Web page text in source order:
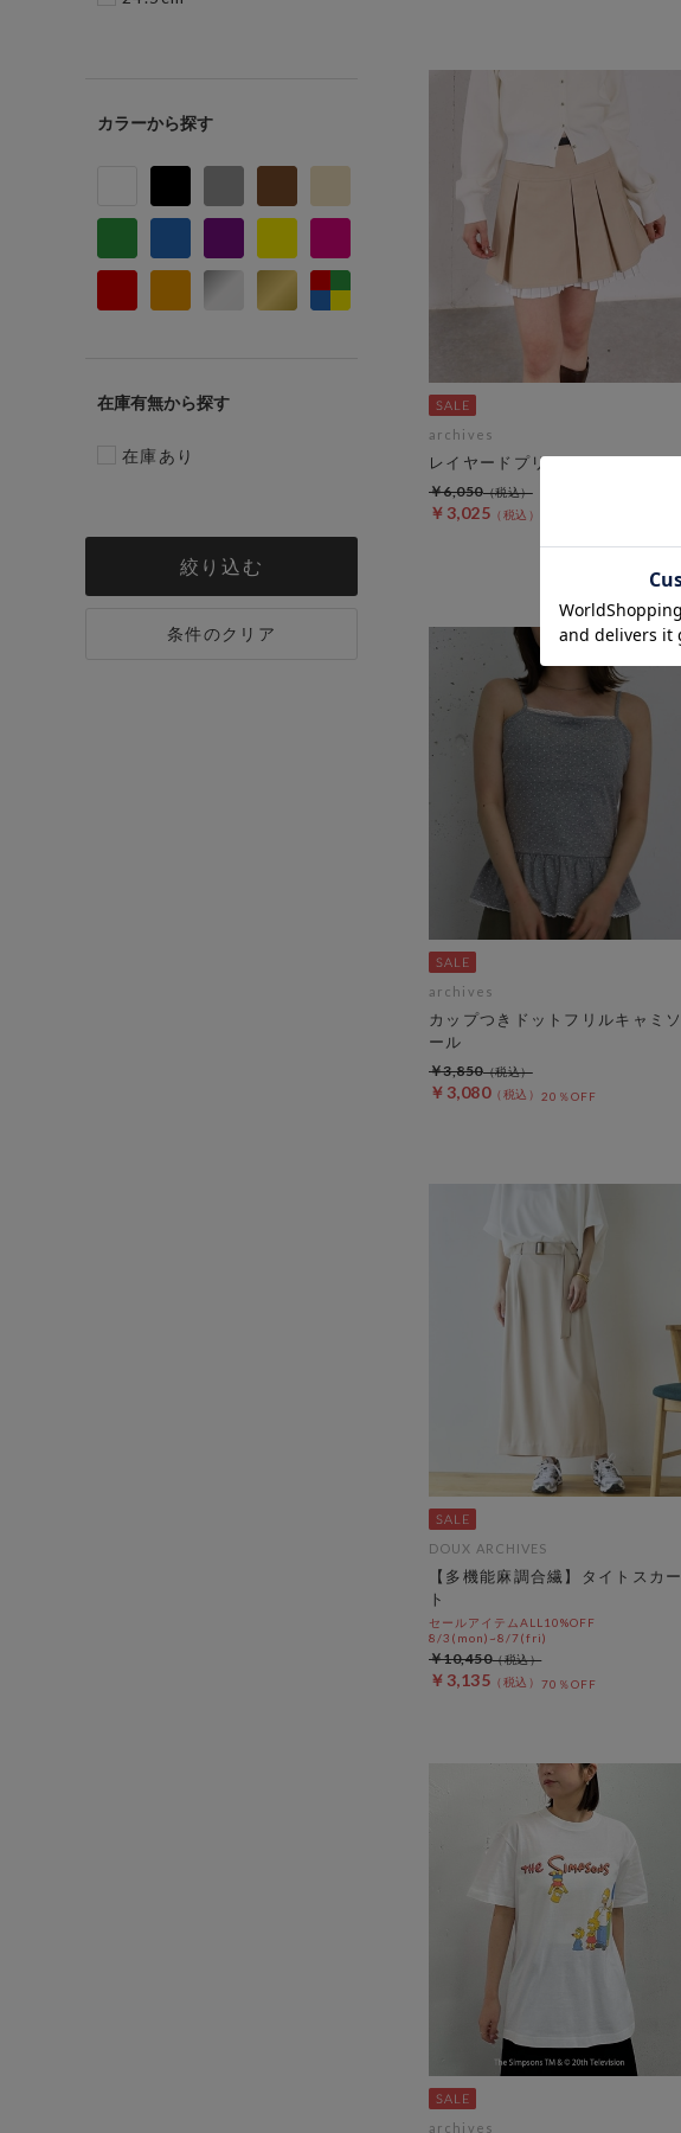
カラー
在庫有無
在庫あり
絞り込む
条件のクリア
archives
レイヤードプリーツミニＳＫ
￥3,025
￥6,050
archives
カップつきドットフリルキャミソ
ール
￥3,080 20％OFF
￥3,850
DOUX ARCHIVES
【多機能麻調合繊】タイトスカー
ト
セールアイテムALL10%OFF
8/3(mon)~8/7(fri)
￥3,135 70％OFF
￥10,450
archives